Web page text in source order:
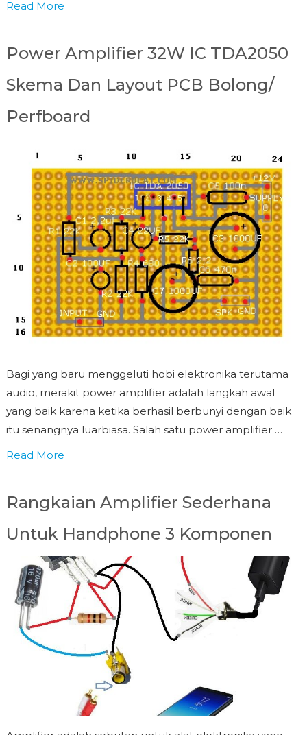
Read More
Power Amplifier 32W IC TDA2050
Skema Dan Layout PCB Bolong/
Perfboard
Bagi yang baru menggeluti hobi elektronika terutama
audio, merakit power amplifier adalah langkah awal
yang baik karena ketika berhasil berbunyi dengan baik
itu senangnya luarbiasa. Salah satu power amplifier …
Read More
Rangkaian Amplifier Sederhana
Untuk Handphone 3 Komponen